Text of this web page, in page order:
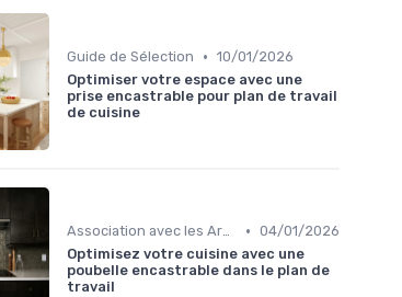
Guide de Sélection • 10/01/2026
Optimiser votre espace avec une
prise encastrable pour plan de travail
de cuisine
Association avec les Armoires de Cuisine • 04/01/2026
Optimisez votre cuisine avec une
poubelle encastrable dans le plan de
travail